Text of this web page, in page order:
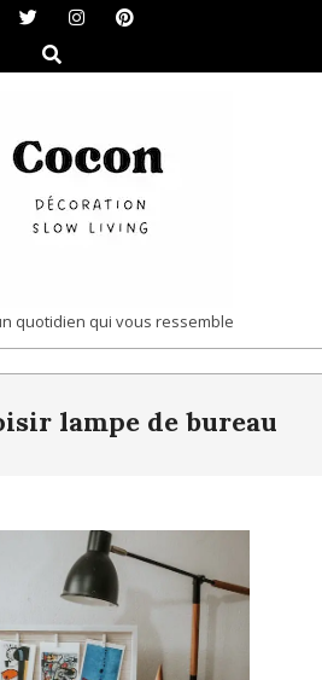
Search
quotidien qui vous ressemble
lampe de bureau